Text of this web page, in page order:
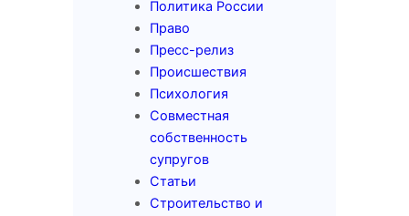
Политика России
Право
Пресс-релиз
Происшествия
Психология
Совместная
собственность
супругов
Статьи
Строительство и